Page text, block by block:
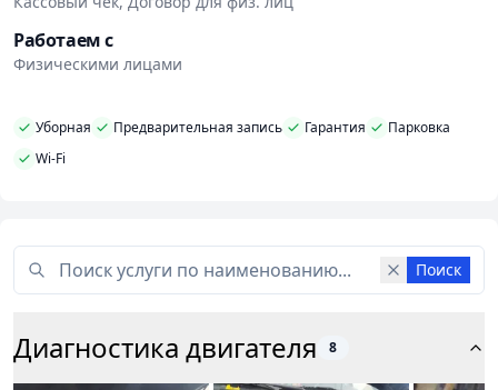
Работаем с
Физическими лицами
Уборная Предварительная запись Гарантия
Парковка
Wi-Fi
Поиск
Диагностика двигателя 8